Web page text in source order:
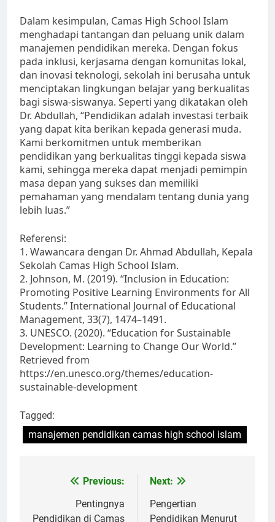
Dalam kesimpulan, Camas High School Islam
menghadapi tantangan dan peluang unik dalam
manajemen pendidikan mereka. Dengan fokus
pada inklusi, kerjasama dengan komunitas lokal,
dan inovasi teknologi, sekolah ini berusaha untuk
menciptakan lingkungan belajar yang berkualitas
bagi siswa-siswanya. Seperti yang dikatakan oleh
Dr. Abdullah, “Pendidikan adalah investasi terbaik
yang dapat kita berikan kepada generasi muda.
Kami berkomitmen untuk memberikan
pendidikan yang berkualitas tinggi kepada siswa
kami, sehingga mereka dapat menjadi pemimpin
masa depan yang sukses dan memiliki
pemahaman yang mendalam tentang dunia yang
lebih luas.”
Referensi:
1. Wawancara dengan Dr. Ahmad Abdullah, Kepala
Sekolah Camas High School Islam.
2. Johnson, M. (2019). “Inclusion in Education:
Promoting Positive Learning Environments for All
Students.” International Journal of Educational
Management, 33(7), 1474–1491.
3. UNESCO. (2020). “Education for Sustainable
Development: Learning to Change Our World.”
Retrieved from
https://en.unesco.org/themes/education-
sustainable-development
Tagged:
manajemen pendidikan camas high school islam
NavigasiPrevious:
Pentingnya
Pendidikan di Camas
Next:
Pengertian
Pendidikan Menurut